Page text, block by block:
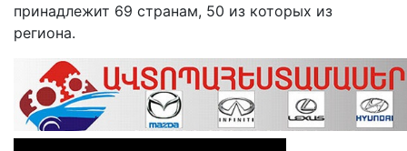
принадлежит 69 странам, 50 из которых из
региона.